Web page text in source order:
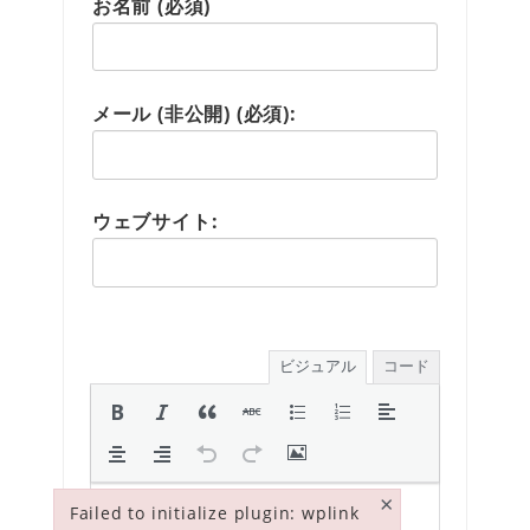
お名前 (必須)
メール (非公開) (必須):
ウェブサイト:
ビジュアル コード
Failed to initialize plugin: wplink ×